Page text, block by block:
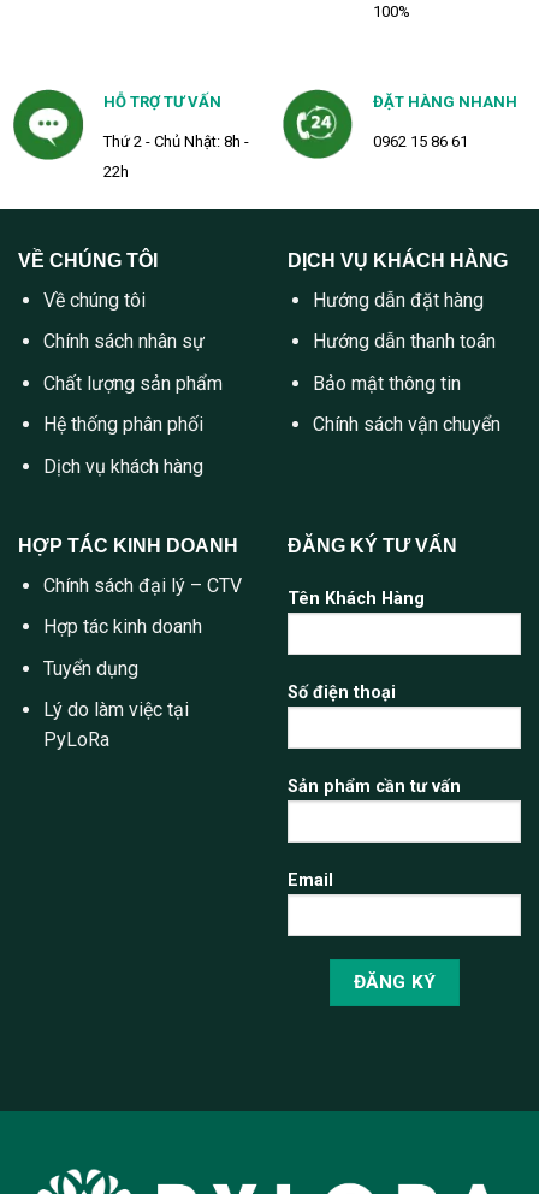
100%
HỖ TRỢ TƯ VẤN
Thứ 2 - Chủ Nhật: 8h -
22h
ĐẶT HÀNG NHANH
0962 15 86 61
VỀ CHÚNG TÔI
Về chúng tôi
Chính sách nhân sự
Chất lượng sản phẩm
Hệ thống phân phối
Dịch vụ khách hàng
DỊCH VỤ KHÁCH HÀNG
Hướng dẫn đặt hàng
Hướng dẫn thanh toán
Bảo mật thông tin
Chính sách vận chuyển
HỢP TÁC KINH DOANH
Chính sách đại lý – CTV
Hợp tác kinh doanh
Tuyển dụng
Lý do làm việc tại
PyLoRa
ĐĂNG KÝ TƯ VẤN
Tên Khách Hàng
Số điện thoại
Sản phẩm cần tư vấn
Email